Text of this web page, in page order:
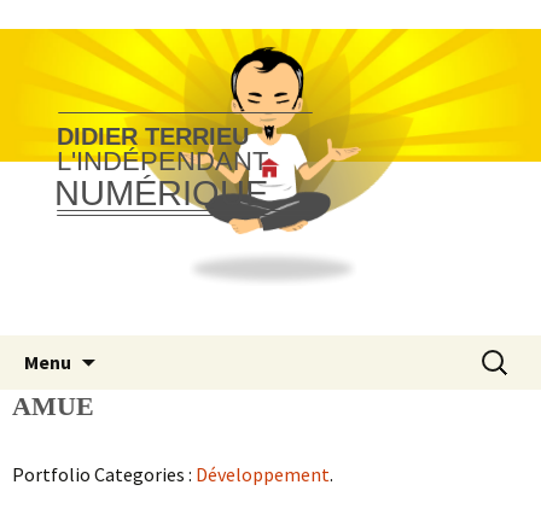
DIDIER TERRIEU
L'INDÉPENDANT
NUMÉRIQUE
Menu
AMUE
Portfolio Categories : Développement.